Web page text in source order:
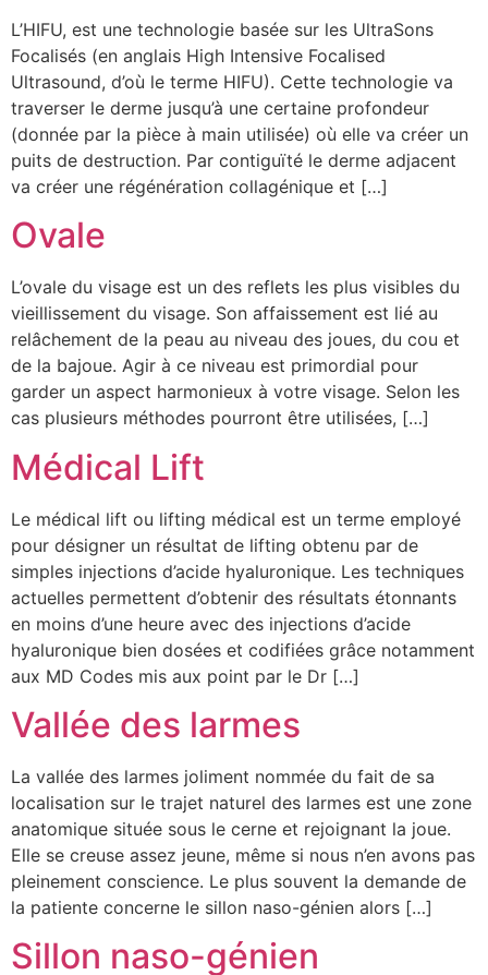
L’HIFU, est une technologie basée sur les UltraSons
Focalisés (en anglais High Intensive Focalised
Ultrasound, d’où le terme HIFU). Cette technologie va
traverser le derme jusqu’à une certaine profondeur
(donnée par la pièce à main utilisée) où elle va créer un
puits de destruction. Par contiguïté le derme adjacent
va créer une régénération collagénique et […]
Ovale
L’ovale du visage est un des reflets les plus visibles du
vieillissement du visage. Son affaissement est lié au
relâchement de la peau au niveau des joues, du cou et
de la bajoue. Agir à ce niveau est primordial pour
garder un aspect harmonieux à votre visage. Selon les
cas plusieurs méthodes pourront être utilisées, […]
Médical Lift
Le médical lift ou lifting médical est un terme employé
pour désigner un résultat de lifting obtenu par de
simples injections d’acide hyaluronique. Les techniques
actuelles permettent d’obtenir des résultats étonnants
en moins d’une heure avec des injections d’acide
hyaluronique bien dosées et codifiées grâce notamment
aux MD Codes mis aux point par le Dr […]
Vallée des larmes
La vallée des larmes joliment nommée du fait de sa
localisation sur le trajet naturel des larmes est une zone
anatomique située sous le cerne et rejoignant la joue.
Elle se creuse assez jeune, même si nous n’en avons pas
pleinement conscience. Le plus souvent la demande de
la patiente concerne le sillon naso-génien alors […]
Sillon naso-génien